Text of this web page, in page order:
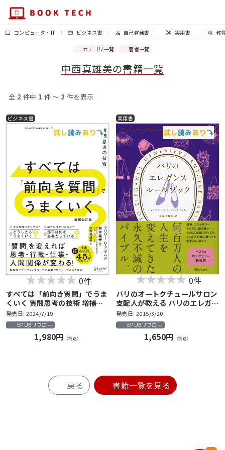
コンピュータ・IT ビジネス書 自己啓発書 実用書 教
カテゴリ一覧 著者一覧
中西真雄美の書籍一覧
全 2 件中 1 件 〜 2 件を表示
ビジネス書
0件
すべては「前向き質問」でうま
くいく 質問思考の技術 増補改
訂版
発売日: 2024/7/19
EPUBリフロー
1,980円 （税込）
実用書
0件
パリのオートクチュールサロン
支配人が教える パリのエレガン
ス ルールブック
発売日: 2015/3/20
EPUBリフロー
1,650円 （税込）
戻る 書籍一覧を見る